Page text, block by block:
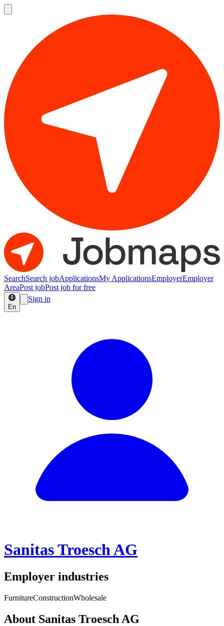
SearchSearch jobApplicationsMy ApplicationsEmployerEmployer
AreaPost jobPost job for free
En
Sign in
Sanitas Troesch AG
Employer industries
FurnitureConstructionWholesale
About Sanitas Troesch AG